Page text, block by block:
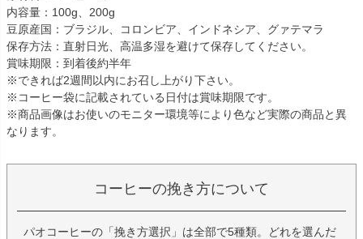
内容量：100g、200g
豆原産国：ブラジル、コロンビア、インドネシア、グァテマラ
保存方法：直射日光、高温多湿を避けて保存してください。
賞味期限：到着後約半年
※できれば2週間以内にお召し上がり下さい。
※コーヒー袋に記載されている日付は賞味期限です。
※商品画像はお使いのモニター環境等により色など実際の商品と異
なります。
コーヒーの挽き方について
パオコーヒーの「挽き方選択」は全部で5種類。どれを選んだ